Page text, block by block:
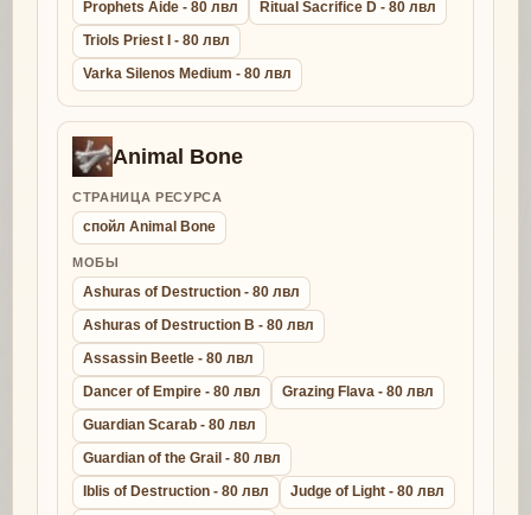
Prophets Aide - 80 лвл
Ritual Sacrifice D - 80 лвл
Triols Priest I - 80 лвл
Varka Silenos Medium - 80 лвл
Animal Bone
СТРАНИЦА РЕСУРСА
спойл Animal Bone
МОБЫ
Ashuras of Destruction - 80 лвл
Ashuras of Destruction B - 80 лвл
Assassin Beetle - 80 лвл
Dancer of Empire - 80 лвл
Grazing Flava - 80 лвл
Guardian Scarab - 80 лвл
Guardian of the Grail - 80 лвл
Iblis of Destruction - 80 лвл
Judge of Light - 80 лвл